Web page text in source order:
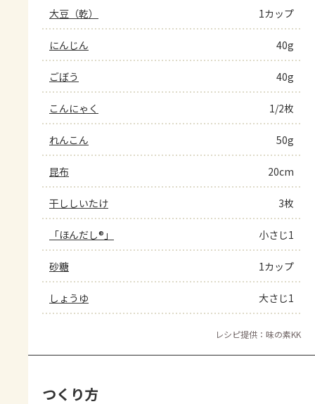
大豆（乾） 1カップ
にんじん 40g
ごぼう 40g
こんにゃく 1/2枚
れんこん 50g
昆布 20cm
干ししいたけ 3枚
「ほんだし®」 小さじ1
砂糖 1カップ
しょうゆ 大さじ1
レシピ提供：味の素KK
つくり方